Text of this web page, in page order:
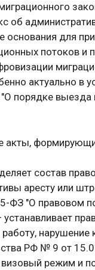
об
для
потоков и
актуально в
порядке выезда
акты,
состав
аресту или
ФЗ "О правовом
работу,
РФ № 9 от
режим и